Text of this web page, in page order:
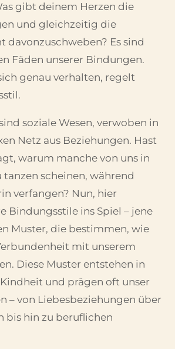
gibt deinem Herzen die
und gleichzeitig die
davonzuschweben? Es sind
Fäden unserer Bindungen.
genau verhalten, regelt
soziale Wesen, verwoben in
Netz aus Beziehungen. Hast
warum manche von uns in
tanzen scheinen, während
verfangen? Nun, hier
Bindungsstile ins Spiel – jene
Muster, die bestimmen, wie
mit unserem
Diese Muster entstehen in
und prägen oft unser
– von Liebesbeziehungen über
bis hin zu beruflichen